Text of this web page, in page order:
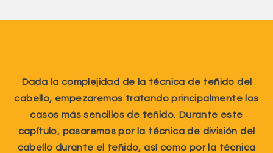
Dada la complejidad de la técnica de teñido del
cabello, empezaremos tratando principalmente los
casos más sencillos de teñido. Durante este
capítulo, pasaremos por la técnica de división del
cabello durante el teñido, así como por la técnica